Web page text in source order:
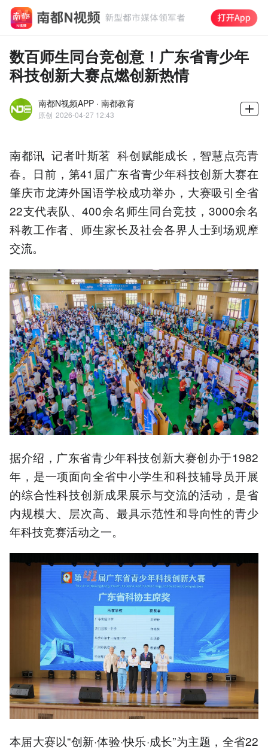
数百师生同台竞创意！广东省青少年
科技创新大赛点燃创新热情
南都N视频APP · 南都教育
原创 2026-04-27 12:43
南都讯 记者叶斯茗 科创赋能成长，智慧点亮青
春。日前，第41届广东省青少年科技创新大赛在
肇庆市龙涛外国语学校成功举办，大赛吸引全省
22支代表队、400余名师生同台竞技，3000余名
科教工作者、师生家长及社会各界人士到场观摩
交流。
据介绍，广东省青少年科技创新大赛创办于1982
年，是一项面向全省中小学生和科技辅导员开展
的综合性科技创新成果展示与交流的活动，是省
内规模大、层次高、最具示范性和导向性的青少
年科技竞赛活动之一。
本届大赛以“创新·体验·快乐·成长”为主题，全省22